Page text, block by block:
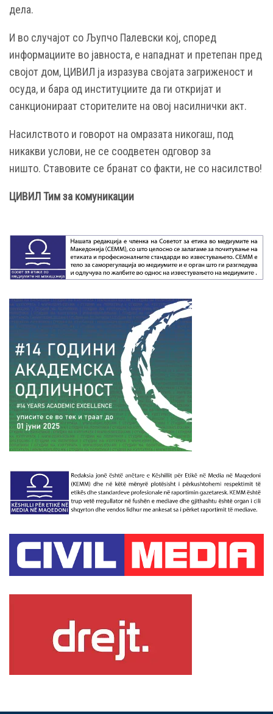
дела.
И во случајот со Љупчо Палевски кој, според
информациите во јавноста, е нападнат и претепан пред
својот дом, ЦИВИЛ ја изразува својата загриженост и
осуда, и бара од институциите да ги откријат и
санкционираат сторителите на овој насилнички акт.
Насилството и говорот на омразата никогаш, под
никакви услови, не се соодветен одговор за
ништо. Ставовите се бранат со факти, не со насилство!
ЦИВИЛ Тим за комуникации